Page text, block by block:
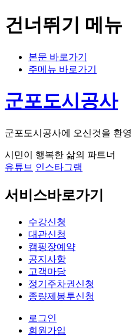
건너뛰기 메뉴
본문 바로가기
주메뉴 바로가기
군포도시공사
군포도시공사에 오신것을 환
시민이 행복한 삶의 파트너
유튜브 인스타그램
서비스바로가기
수강신청
대관신청
캠핑장예약
공지사항
고객마당
정기주차권신청
종량제봉투신청
로그인
회원가입